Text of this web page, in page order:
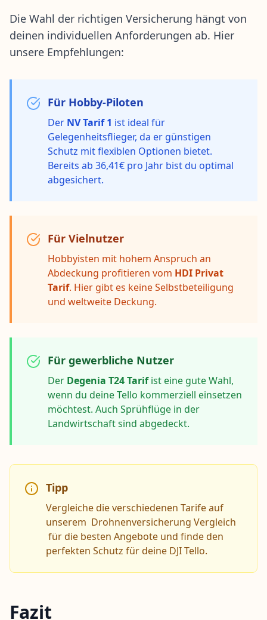
Die Wahl der richtigen Versicherung hängt von
deinen individuellen Anforderungen ab. Hier
unsere Empfehlungen:
Für Hobby-Piloten
Der NV Tarif 1 ist ideal für
Gelegenheitsflieger, da er günstigen
Schutz mit flexiblen Optionen bietet.
Bereits ab 36,41€ pro Jahr bist du optimal
abgesichert.
Für Vielnutzer
Hobbyisten mit hohem Anspruch an
Abdeckung profitieren vom HDI Privat
Tarif. Hier gibt es keine Selbstbeteiligung
und weltweite Deckung.
Für gewerbliche Nutzer
Der Degenia T24 Tarifist eine gute Wahl,
wenn du deine Tello kommerziell einsetzen
möchtest. Auch Sprühflüge in der
Landwirtschaft sind abgedeckt.
Tipp
Vergleiche die verschiedenen Tarife auf
unserem Drohnenversicherung Vergleich
für die besten Angebote und finde den
perfekten Schutz für deine DJI Tello.
Fazit